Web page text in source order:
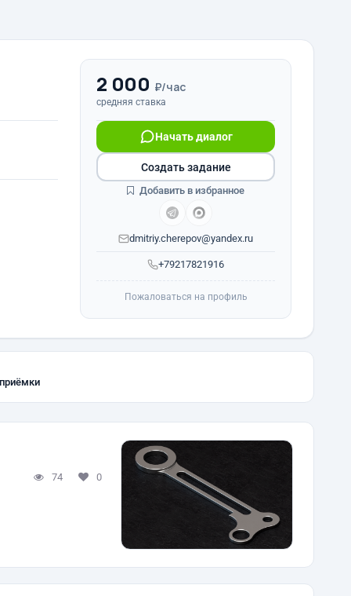
2 000 ₽/час
средняя ставка
+79217821916
Начать диалог
dmitriy.cherepov@yandex.ru
Создать задание
Добавить в избранное
Пожаловаться на профиль
74 0